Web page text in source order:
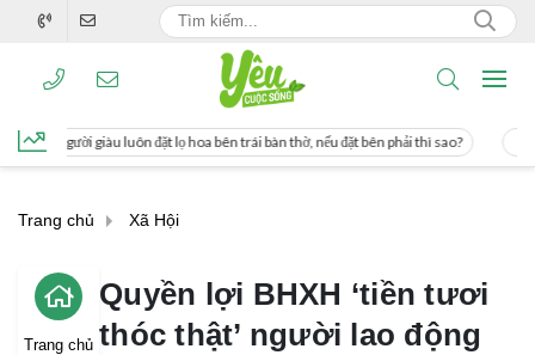
lọ hoa bên trái bàn thờ, nếu đặt bên phải thì sao? Cách uống nước mía
Trang chủ Xã Hội
Trang chủ
Quyền lợi BHXH ‘tiền tươi
thóc thật’ người lao động